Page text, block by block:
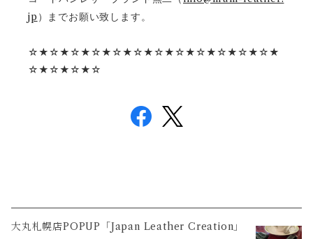
jp ）までお願い致します。
☆★☆★☆★☆★☆★☆★☆★☆★☆★☆★☆★☆★
☆★☆★☆★☆
大丸札幌店POPUP「Japan Leather Creation」